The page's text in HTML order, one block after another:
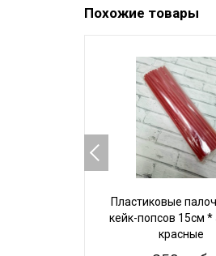
Похожие товары
Пластиковые
кейк-попсов 15см *
красные